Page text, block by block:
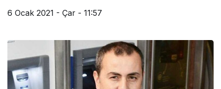
6 Ocak 2021 - Çar - 11:57